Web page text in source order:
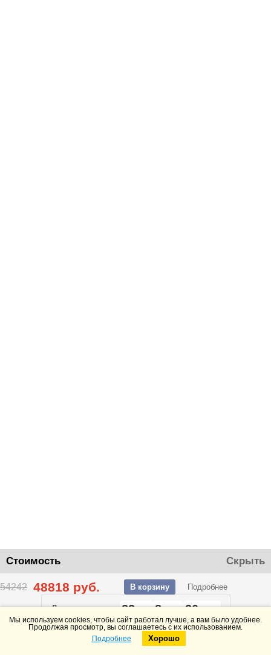
Стоимость Скрыть
54242 48818 руб. В корзину Подробнее
До конца акции22 8 20
Telegram
Мы используем cookies, чтобы сайт работал лучше, а вам было удобнее.
Продолжая просмотр, вы соглашаетесь с их использованием.
Подробнее
Хорошо